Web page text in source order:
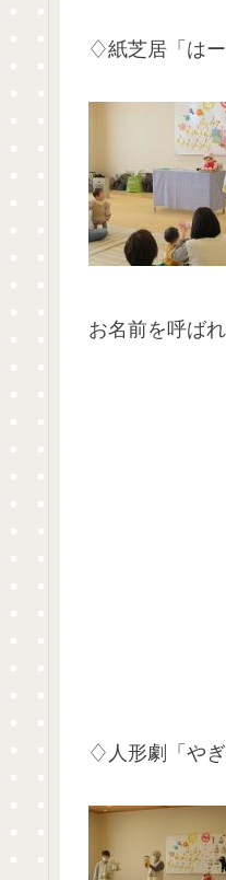
♢紙芝居「はー
お名前を呼ば
♢人形劇「やぎ